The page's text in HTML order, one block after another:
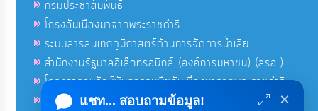
กรมประชาสัมพันธ์
โครงอันเนื่องมาจากพระราชดำริ
ระบบสารสนเทศภูมิศาสตร์ด้านการจัดการน้ำเสีย
สำนักงานรัฐบาลอิเล็กทรอนิกส์ (องค์การมหาชน) (สรอ.)
โครงการอนุรักษ์พันธุกรรมพืชอันเนื่องมาจากพระราชดำริ
คลังข่าวมหาไทย
แชท... สอบถามข้อมูล! ×